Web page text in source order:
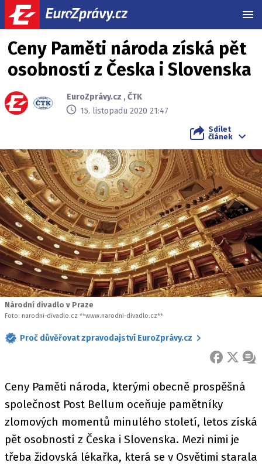
Ceny Paměti národa získá pět
osobností z Česka i Slovenska
EuroZprávy.cz ,ČTK
15. listopadu 2020 21:47
Sdílet
článek
Národní divadlo v Praze
Foto: narodni-divadlo.cz **www.narodni-divadlo.cz**
Proč důvěřovat zpravodajství EuroZprávy.cz
FACEBOOK
X
Ceny Paměti národa, kterými obecně prospěšná
společnost Post Bellum oceňuje pamětníky
zlomových momentů minulého století, letos získá
pět osobností z Česka i Slovenska. Mezi nimi je
třeba židovská lékařka, která se v Osvětimi starala